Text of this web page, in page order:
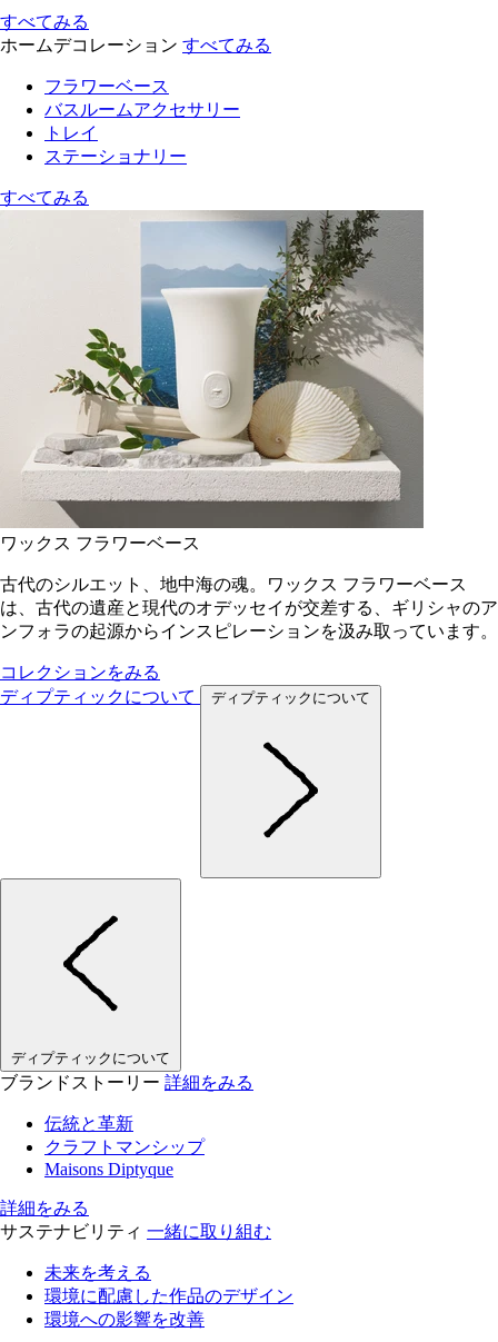
すべてみる
ホームデコレーション すべてみる
フラワーベース
バスルームアクセサリー
トレイ
ステーショナリー
すべてみる
ワックス フラワーベース
古代のシルエット、地中海の魂。ワックス フラワーベース
は、古代の遺産と現代のオデッセイが交差する、ギリシャのア
ンフォラの起源からインスピレーションを汲み取っています。
コレクションをみる
ディプティックについて
ディプティックについて
ディプティックについて
ブランドストーリー 詳細をみる
伝統と革新
クラフトマンシップ
Maisons Diptyque
詳細をみる
サステナビリティ 一緒に取り組む
未来を考える
環境に配慮した作品のデザイン
環境への影響を改善